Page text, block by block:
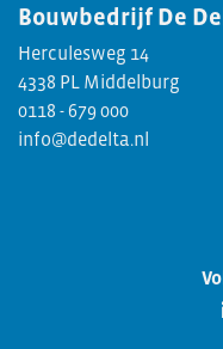
Bouwbedrijf De
Herculesweg 14
4338 PL Middelburg
0118 - 679 000
info@dedelta.nl